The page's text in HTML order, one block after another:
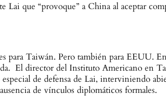
que “provoque” a China al aceptar
para Taiwán. Pero también para EEUU.
El director del Instituto Americano en
de defensa de Lai, interviniendo
de vínculos diplomáticos formales.